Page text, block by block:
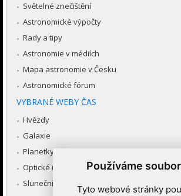
Používáme
Tyto webové stránky
Světelné znečištění
Astronomické výpočty
Rady a tipy
Astronomie v médiích
Mapa astronomie v Česku
Astronomické fórum
VYBRANÉ WEBY ČAS
Hvězdy
Galaxie
Planetky
Optické úkazy v atmosféře
Sluneční soustava